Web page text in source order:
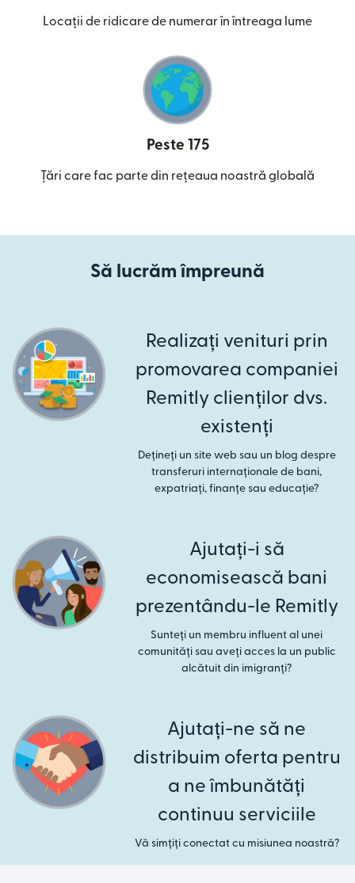
Locații de ridicare de numerar în întreaga lume
Peste 175
Țări care fac parte din rețeaua noastră globală
Să lucrăm împreună
Realizați venituri prin
promovarea companiei
Remitly clienților dvs.
existenți
Dețineți un site web sau un blog despre
transferuri internaționale de bani,
expatriați, finanțe sau educație?
Ajutați-i să
economisească bani
prezentându-le Remitly
Sunteți un membru influent al unei
comunități sau aveți acces la un public
alcătuit din imigranți?
Ajutați-ne să ne
distribuim oferta pentru
a ne îmbunătăți
continuu serviciile
Vă simțiți conectat cu misiunea noastră?